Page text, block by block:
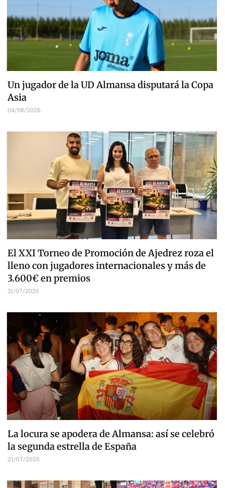
Un jugador de la UD Almansa disputará la Copa
Asia
04/08/2026
El XXI Torneo de Promoción de Ajedrez roza el
lleno con jugadores internacionales y más de
3.600€ en premios
31/07/2026
La locura se apodera de Almansa: así se celebró
la segunda estrella de España
21/07/2026